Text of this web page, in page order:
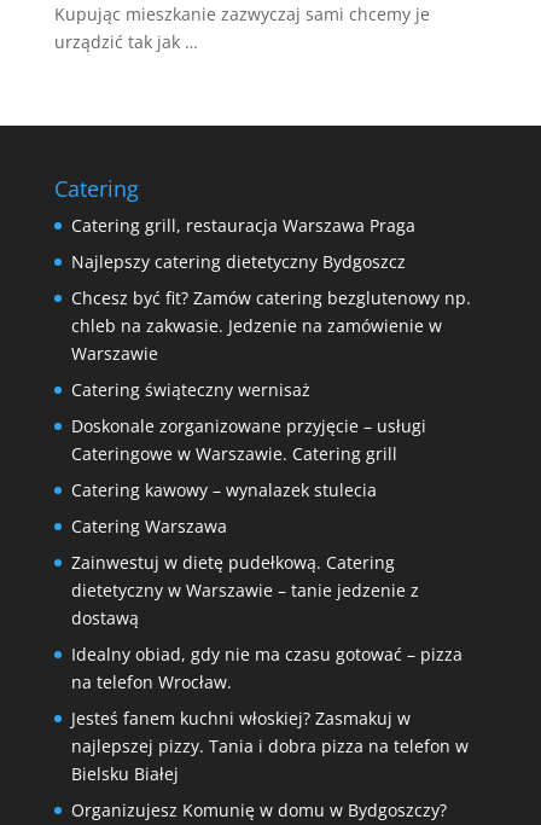
Kupując mieszkanie zazwyczaj sami chcemy je
urządzić tak jak …
Catering
Catering grill, restauracja Warszawa Praga
Najlepszy catering dietetyczny Bydgoszcz
Chcesz być fit? Zamów catering bezglutenowy np.
chleb na zakwasie. Jedzenie na zamówienie w
Warszawie
Catering świąteczny wernisaż
Doskonale zorganizowane przyjęcie – usługi
Cateringowe w Warszawie. Catering grill
Catering kawowy – wynalazek stulecia
Catering Warszawa
Zainwestuj w dietę pudełkową. Catering
dietetyczny w Warszawie – tanie jedzenie z
dostawą
Idealny obiad, gdy nie ma czasu gotować – pizza
na telefon Wrocław.
Jesteś fanem kuchni włoskiej? Zasmakuj w
najlepszej pizzy. Tania i dobra pizza na telefon w
Bielsku Białej
Organizujesz Komunię w domu w Bydgoszczy?